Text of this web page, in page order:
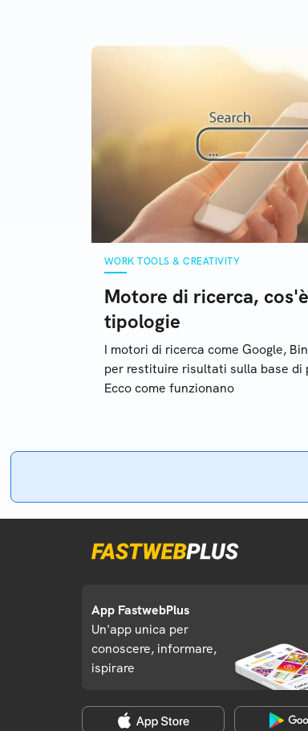
WORK TOOLS & CREATIVITY
Motore di ricerca,
tipologie
I motori di ricerca come Google,
per restituire risultati sulla base di
Ecco come funzionano
App FastwebPlus
Un'app unica per
conoscere, informare,
ispirare